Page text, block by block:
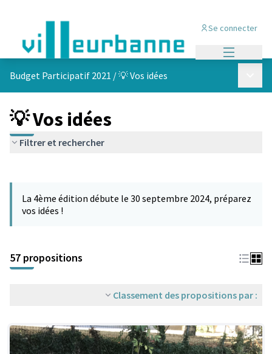
Se connecter
Budget Participatif 2021 /💡 Vos idées
💡 Vos idées
Filtrer et rechercher
La 4ème édition débute le 30 septembre 2024, préparez
vos idées !
57 propositions
Classement des propositions par :